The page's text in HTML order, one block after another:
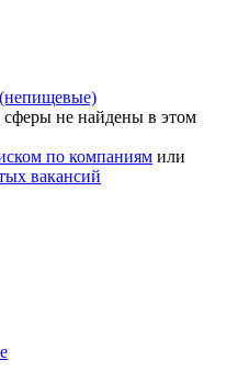
не найдены в этом
по компаниям или
вакансий